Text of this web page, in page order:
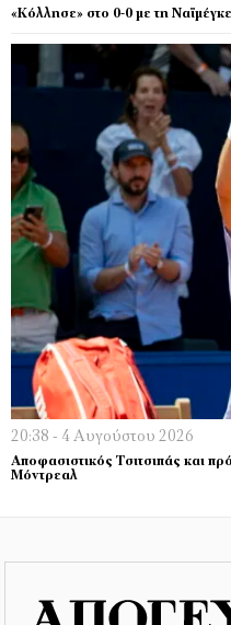
«Κόλλησε» στο 0-0 με τη
20:38 - 4 Αυγούστου 2026
Αποφασιστικός Τσιτσιπάς και
Μόντρεαλ